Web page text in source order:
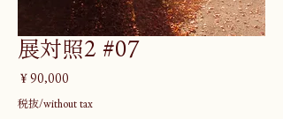
展対照2 #07
￥90,000
税抜/without tax